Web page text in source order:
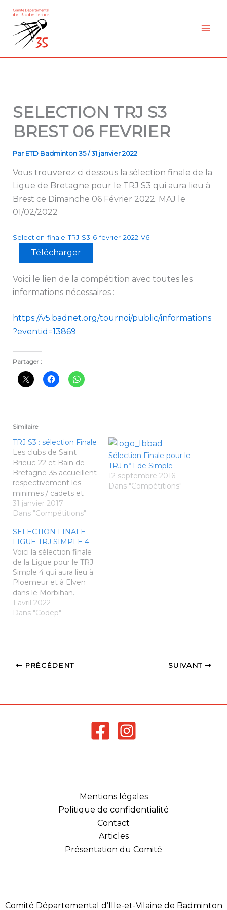
contenu
SELECTION TRJ S3
BREST 06 FEVRIER
Par ETD Badminton 35/31 janvier 2022
Vous trouverez ci dessous la sélection finale de la
Ligue de Bretagne pour le TRJ S3 qui aura lieu à
Brest ce Dimanche 06 Février 2022. MAJ le
01/02/2022
Selection-finale-TRJ-S3-6-fevrier-2022-V6
Télécharger
Voici le lien de la compétition avec toutes les
informations nécessaires :
https://v5.badnet.org/tournoi/public/informations
?eventid=13869
Partager :
Similaire
TRJ S3 : sélection Finale
Les clubs de Saint
Brieuc-22 et Bain de
Bretagne-35 accueillent
respectivement les
minimes / cadets et
poussins / benjamins
dimanche 5 février
finales sont sorties : voir
ICI
31 janvier 2017
Dans "Compétitions"
Sélection Finale pour le
TRJ n°1 de Simple
12 septembre 2016
Dans "Compétitions"
SELECTION FINALE
LIGUE TRJ SIMPLE 4
Voici la sélection finale
de la Ligue pour le TRJ
Simple 4 qui aura lieu à
Ploemeur et à Elven
dans le Morbihan.
Attention les versions
peuvent encore
42 jeunes brétilliens
1 avril 2022
Dans "Codep"
PRÉCÉDENT SUIVANT
Mentions légales
Politique de confidentialité
Contact
Articles
Présentation du Comité
Comité Départemental d’Ille-et-Vilaine de Badminton